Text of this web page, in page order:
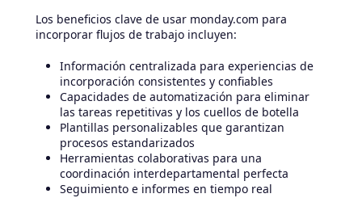
Los beneficios clave de usar monday.com para
incorporar flujos de trabajo incluyen:
Información centralizada para experiencias de
incorporación consistentes y confiables
Capacidades de automatización para eliminar
las tareas repetitivas y los cuellos de botella
Plantillas personalizables que garantizan
procesos estandarizados
Herramientas colaborativas para una
coordinación interdepartamental perfecta
Seguimiento e informes en tiempo real